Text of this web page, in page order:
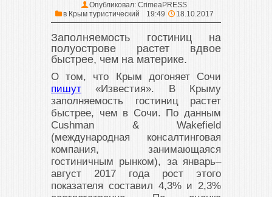
Опубликовал: CrimeaPRESS
в Крым туристический 19:49 18.10.2017
Заполняемость гостиниц на
полуострове растет вдвое
быстрее, чем на материке.
О том, что Крым догоняет Сочи
пишут «Известия». В Крыму
заполняемость гостиниц растет
быстрее, чем в Сочи. По данным
Cushman & Wakefield
(международная консалтинговая
компания, занимающаяся
гостиничным рынком), за январь–
август 2017 года рост этого
показателя составил 4,3% и 2,3%